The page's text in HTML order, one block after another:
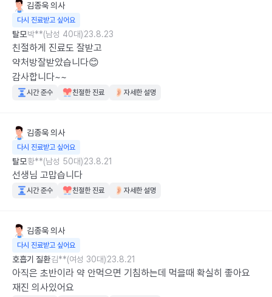
김종욱의사
다시 진료받고 싶어요
탈모박**(남성 40대)23.8.23
친절하게 진료도 잘받고
약처방잘받았습니다😊
감사합니다~~
시간 준수 친절한 진료 자세한 설명
김종욱의사
다시 진료받고 싶어요
탈모황**(남성 50대)23.8.21
선생님 고맙습니다
시간 준수 친절한 진료 자세한 설명
김종욱의사
다시 진료받고 싶어요
호흡기 질환김**(여성 30대)23.8.21
아직은 초반이라 약 안먹으면 기침하는데 먹을때 확실히 좋아요
재진 의사있어요